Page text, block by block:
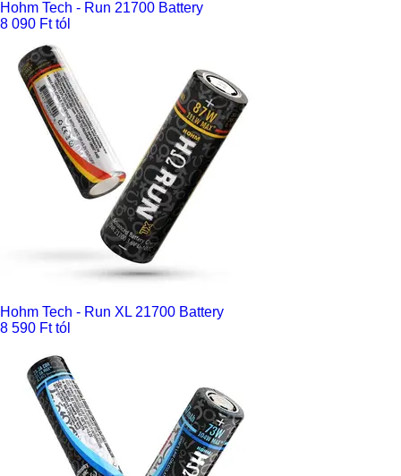
Hohm Tech - Run 21700 Battery
8 090 Ft tól
Hohm Tech - Run XL 21700 Battery
8 590 Ft tól